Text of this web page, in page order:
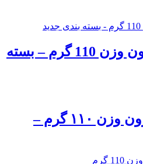
صابون کالاندولا دیترون وزن 110 گرم – بسته
صابون آلوئه ورا دیترون وزن ۱۱۰ گرم –